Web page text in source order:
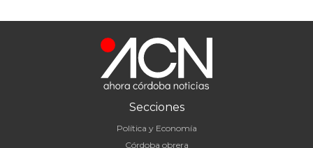
Secciones
Política y Economía
Córdoba obrera